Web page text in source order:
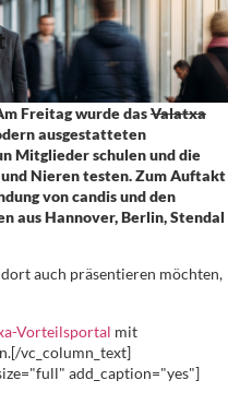
Freitag wurde dasValatxa
ausgestatteten
Mitglieder schulen und die
Nieren testen. Zum Auftakt
von candis und den
aus Hannover, Berlin, Stendal
auch präsentieren möchten,
Vorteilsportal mit
vc_column_text]
add_caption="yes"]